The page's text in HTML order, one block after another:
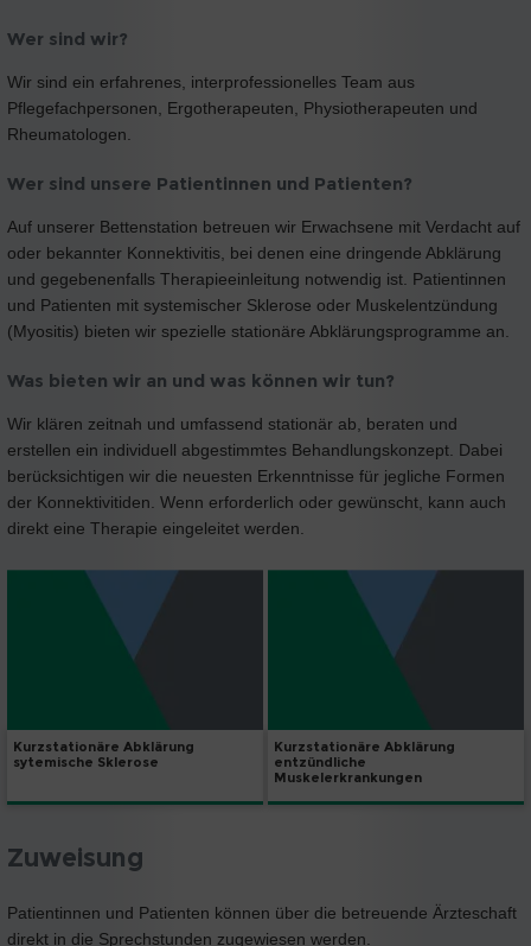
Wer sind wir?
Wir sind ein erfahrenes, interprofessionelles Team aus
Pflegefachpersonen, Ergotherapeuten, Physiotherapeuten und
Rheumatologen.
Wer sind unsere Patientinnen und Patienten?
Auf unserer Bettenstation betreuen wir Erwachsene mit Verdacht auf
oder bekannter Konnektivitis, bei denen eine dringende Abklärung
und gegebenenfalls Therapieeinleitung notwendig ist. Patientinnen
und Patienten mit systemischer Sklerose oder Muskelentzündung
(Myositis) bieten wir spezielle stationäre Abklärungsprogramme an.
Was bieten wir an und was können wir tun?
Wir klären zeitnah und umfassend stationär ab, beraten und
erstellen ein individuell abgestimmtes Behandlungskonzept. Dabei
berücksichtigen wir die neuesten Erkenntnisse für jegliche Formen
der Konnektivitiden. Wenn erforderlich oder gewünscht, kann auch
direkt eine Therapie eingeleitet werden.
Kurzstationäre Abklärung
sytemische Sklerose
Kurzstationäre Abklärung
entzündliche
Muskelerkrankungen
Zuweisung
Patientinnen und Patienten können über die betreuende Ärzteschaft
direkt in die Sprechstunden zugewiesen werden.